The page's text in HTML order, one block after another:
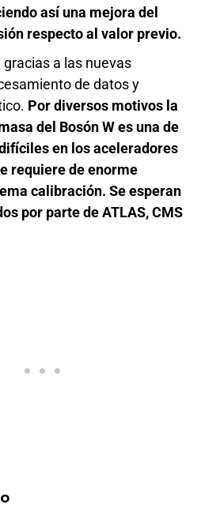
así una mejora del
respecto al valor previo.
a las nuevas
de datos y
Por diversos motivos la
del Bosón W es una de
en los aceleradores
requiere de enorme
calibración. Se esperan
por parte de ATLAS, CMS